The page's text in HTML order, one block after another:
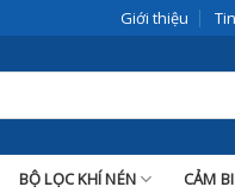
Giới thiệu
BỘ LỌC KHÍ NÉN CẢM